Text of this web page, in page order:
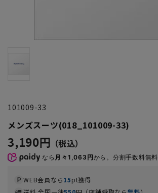
101009-33
メンズスーツ(018_101009-33)
3,190円
なら 月々1,063円から。分割手数料無料
WEB会員なら15pt獲得